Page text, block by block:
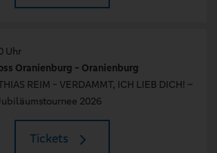
Uhr
Oranienburg - Oranienburg
REIM - VERDAMMT, ICH LIEB DICH! –
2026
Tickets